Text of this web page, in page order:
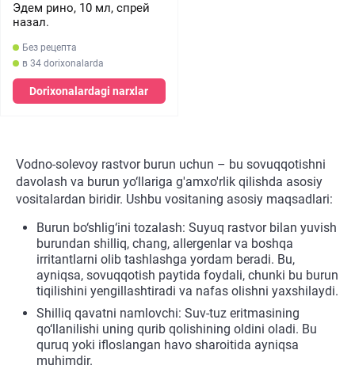
Эдем рино, 10 мл, спрей
назал.
Без рецепта
в 34 dorixonalarda
Dorixonalardagi narxlar
Vodno-solevoy rastvor burun uchun – bu sovuqqotishni
davolash va burun yo‘llariga g'amxo'rlik qilishda asosiy
vositalardan biridir. Ushbu vositaning asosiy maqsadlari:
Burun bo‘shlig‘ini tozalash: Suyuq rastvor bilan yuvish
burundan shilliq, chang, allergenlar va boshqa
irritantlarni olib tashlashga yordam beradi. Bu,
ayniqsa, sovuqqotish paytida foydali, chunki bu burun
tiqilishini yengillashtiradi va nafas olishni yaxshilaydi.
Shilliq qavatni namlovchi: Suv-tuz eritmasining
qo‘llanilishi uning qurib qolishining oldini oladi. Bu
quruq yoki ifloslangan havo sharoitida ayniqsa
muhimdir.